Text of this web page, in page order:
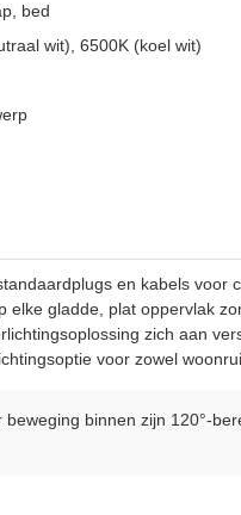
bed
wit), 6500K (koel wit)
en kabels
gladde, plat oppervlak
zich aan
voor zowel
binnen zijn 120°-